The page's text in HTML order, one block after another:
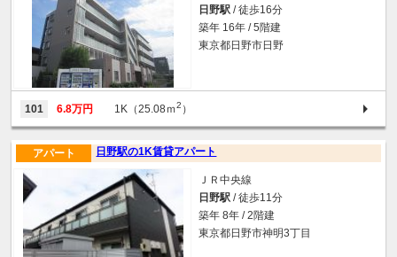
日野駅 / 徒歩16分
築年 16年 / 5階建
東京都日野市日野
101 6.8万円 1K（25.08ｍ2 ）
日野駅の1K賃貸アパート
アパート
ＪＲ中央線
日野駅 / 徒歩11分
築年 8年 / 2階建
東京都日野市神明3丁目